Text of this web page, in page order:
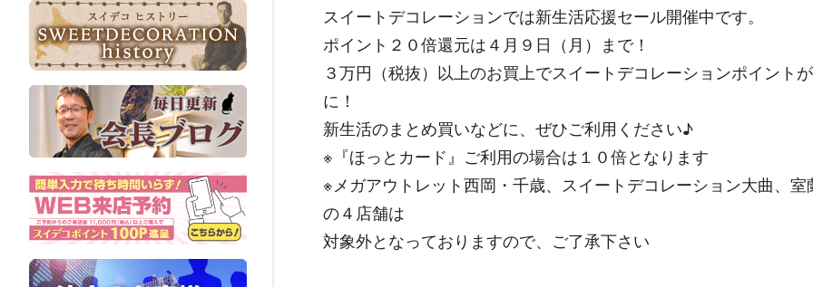
スイートデコレーションでは新生活応援セール開催中です。
ポイント２０倍還元は４月９日（月）まで！
３万円（税抜）以上のお買上でスイートデコレーションポイント
に！
新生活のまとめ買いなどに、ぜひご利用ください♪
※『ほっとカード』ご利用の場合は１０倍となります
※メガアウトレット西岡・千歳、スイートデコレーション大曲、室
の４店舗は
対象外となっておりますので、ご了承下さい